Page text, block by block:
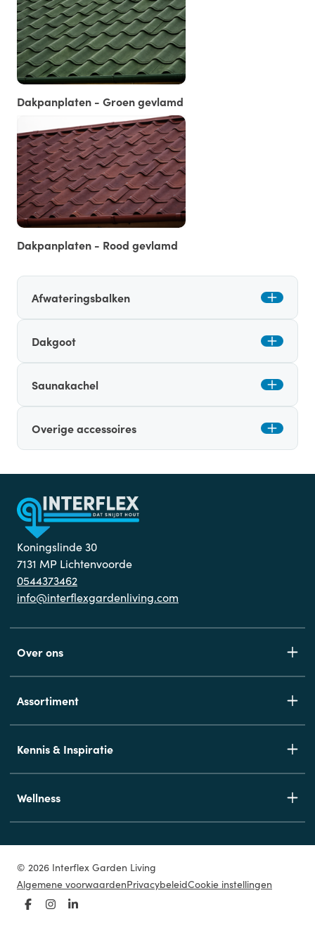
Dakpanplaten - Groen gevlamd
Dakpanplaten - Rood gevlamd
Afwateringsbalken
Dakgoot
Saunakachel
Overige accessoires
Koningslinde 30
7131 MP Lichtenvoorde
0544373462
info@interflexgardenliving.com
Over ons
Assortiment
Kennis & Inspiratie
Wellness
© 2026 Interflex Garden Living
Algemene voorwaardenPrivacybeleidCookie instellingen
Facebook
Instagram
LinkedIn